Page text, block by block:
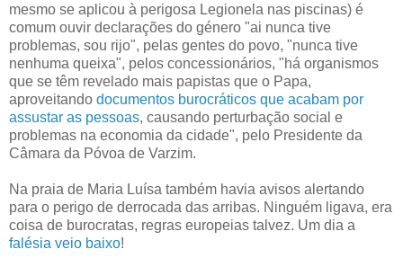
mesmo se aplicou à perigosa Legionela nas piscinas) é
comum ouvir declarações do género "ai nunca tive
problemas, sou rijo", pelas gentes do povo, "nunca tive
nenhuma queixa", pelos concessionários, "há organismos
que se têm revelado mais papistas que o Papa,
aproveitando documentos burocráticos que acabam por
assustar as pessoas, causando perturbação social e
problemas na economia da cidade", pelo Presidente da
Câmara da Póvoa de Varzim.
Na praia de Maria Luísa também havia avisos alertando
para o perigo de derrocada das arribas. Ninguém ligava, era
coisa de burocratas, regras europeias talvez. Um dia a
falésia veio baixo!